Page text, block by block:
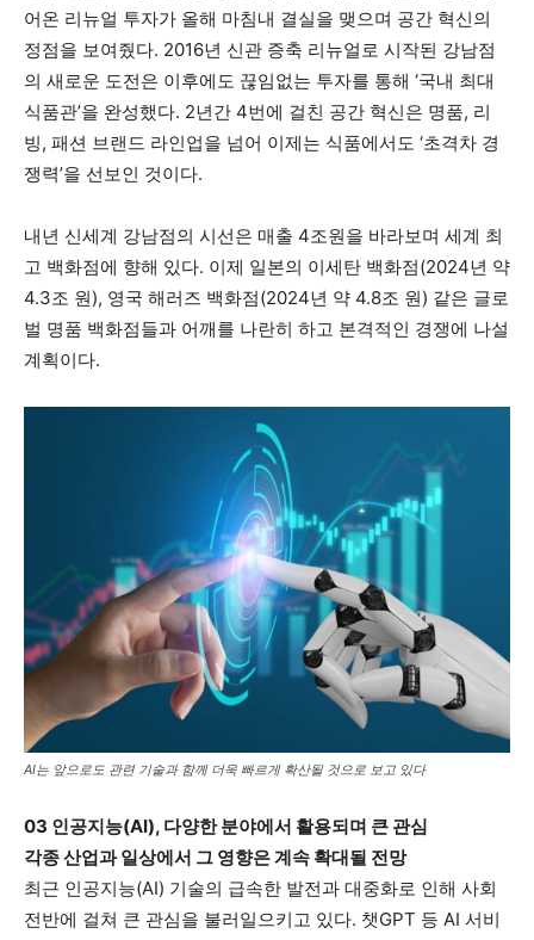
어온 리뉴얼 투자가 올해 마침내 결실을 맺으며 공간 혁신의
정점을 보여줬다. 2016년 신관 증축 리뉴얼로 시작된 강남점
의 새로운 도전은 이후에도 끊임없는 투자를 통해 ‘국내 최대
식품관’을 완성했다. 2년간 4번에 걸친 공간 혁신은 명품, 리
빙, 패션 브랜드 라인업을 넘어 이제는 식품에서도 ‘초격차 경
쟁력’을 선보인 것이다.
내년 신세계 강남점의 시선은 매출 4조원을 바라보며 세계 최
고 백화점에 향해 있다. 이제 일본의 이세탄 백화점(2024년 약
4.3조 원), 영국 해러즈 백화점(2024년 약 4.8조 원) 같은 글로
벌 명품 백화점들과 어깨를 나란히 하고 본격적인 경쟁에 나설
계획이다.
AI는 앞으로도 관련 기술과 함께 더욱 빠르게 확산될 것으로 보고 있다
03 인공지능(AI), 다양한 분야에서 활용되며 큰 관심
각종 산업과 일상에서 그 영향은 계속 확대될 전망
최근 인공지능(AI) 기술의 급속한 발전과 대중화로 인해 사회
전반에 걸쳐 큰 관심을 불러일으키고 있다. 챗GPT 등 AI 서비